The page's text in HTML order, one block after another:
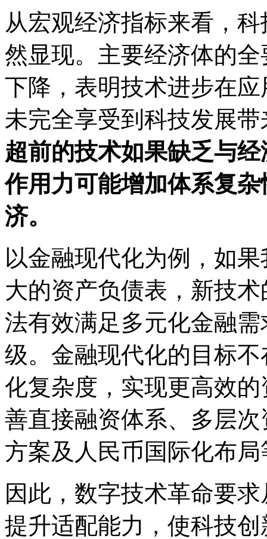
从宏观经济指标来看，
然显现。主要经济体的
下降，表明技术进步在
未完全享受到科技发展
超前的技术如果缺乏与
作用力可能增加体系复
济。
以金融现代化为例，如
大的资产负债表，新技
法有效满足多元化金融
级。金融现代化的目标
化复杂度，实现更高效
善直接融资体系、多层
方案及人民币国际化布局
因此，数字技术革命要
提升适配能力，使科技